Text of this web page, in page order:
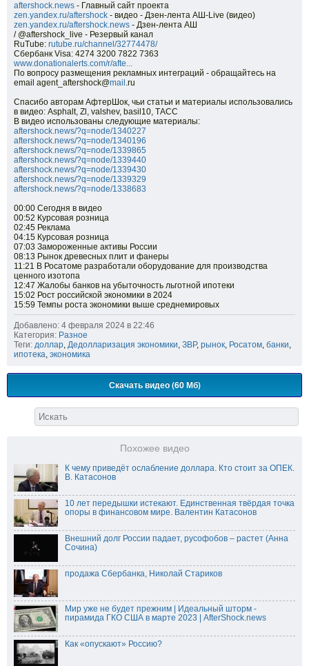
aftershock.news - Главный сайт проекта
zen.yandex.ru/aftershock - видео - Дзен-лента АШ-Live (видео)
zen.yandex.ru/aftershock.news - Дзен-лента АШ
/ @aftershock_live - Резервый канал
RuTube: rutube.ru/channel/32774478/
Сбербанк Visa: 4274 3200 7822 7363
www.donationalerts.com/r/afte...
По вопросу размещения рекламных интеграций - обращайтесь на
email agent_aftershock@mail .ru
Спасибо авторам АфтерШок, чьи статьи и материалы использовались
в видео: Asphalt, Zl, valshev, basil10, ТАСС
В видео использованы следующие материалы:
aftershock.news/?q=node/1340227
aftershock.news/?q=node/1340196
aftershock.news/?q=node/1339865
aftershock.news/?q=node/1339440
aftershock.news/?q=node/1339430
aftershock.news/?q=node/1339329
aftershock.news/?q=node/1338683
00:00 Сегодня в видео
00:52 Курсовая розница
02:45 Реклама
04:15 Курсовая розница
07:03 Замороженные активы России
08:13 Рынок древесных плит и фанеры
11:21 В Росатоме разработали оборудование для производства
ценного изотопа
12:47 Жалобы банков на убыточность льготной ипотеки
15:02 Рост российской экономики в 2024
15:59 Темпы роста экономики выше среднемировых
Добавлено: 4 февраля 2024 в 22:46
Категория: Разное
Теги: доллар, Дедолларизация экономики, ЗВР, рынок, Росатом, банки,
ипотека, экономика
Скачать видео (60 Мб)
Похожее видео
К чему приведёт ослабление доллара. Кто стоит за ОПЕК.
В. Катасонов
10 лет передышки истекают. Единственная твёрдая точка
опоры в финансовом мире. Валентин Катасонов
Внешний долг России падает, русофобов – растет (Анна
Сочина)
продажа Сбербанка, Николай Стариков
Мир уже не будет прежним | Идеальный шторм -
пирамида ГКО США в марте 2023 | AfterShock.news
Как «опускают» Россию?